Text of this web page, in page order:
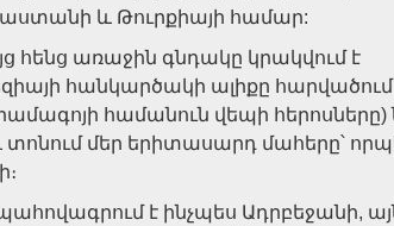
և Թուրքիայի համար:
հենց առաջին գնդակը կրակվում է
հանկարծակի ալիքը հարվածում
համանուն վեպի
մեր երիտասարդ մահերը՝
է ինչպես Ադրբեջանի,